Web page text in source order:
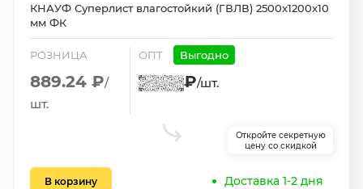
КНАУФ Суперлист влагостойкий (ГВЛВ) 2500х1200х10
мм ФК
РОЗНИЦА
889.24 ₽/
шт.
ОПТ Выгодно
₽/шт.
Откройте секретную
цену со скидкой
В корзину Доставка 1-2 дня